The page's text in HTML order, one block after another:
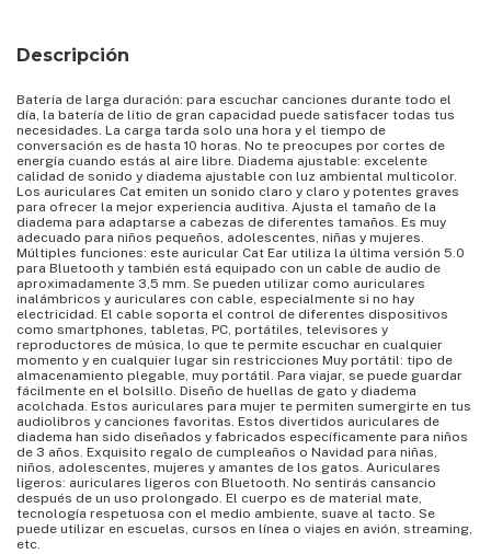
Descripción
Batería de larga duración: para escuchar canciones durante todo el
día, la batería de litio de gran capacidad puede satisfacer todas tus
necesidades. La carga tarda solo una hora y el tiempo de
conversación es de hasta 10 horas. No te preocupes por cortes de
energía cuando estás al aire libre. Diadema ajustable: excelente
calidad de sonido y diadema ajustable con luz ambiental multicolor.
Los auriculares Cat emiten un sonido claro y claro y potentes graves
para ofrecer la mejor experiencia auditiva. Ajusta el tamaño de la
diadema para adaptarse a cabezas de diferentes tamaños. Es muy
adecuado para niños pequeños, adolescentes, niñas y mujeres.
Múltiples funciones: este auricular Cat Ear utiliza la última versión 5.0
para Bluetooth y también está equipado con un cable de audio de
aproximadamente 3,5 mm. Se pueden utilizar como auriculares
inalámbricos y auriculares con cable, especialmente si no hay
electricidad. El cable soporta el control de diferentes dispositivos
como smartphones, tabletas, PC, portátiles, televisores y
reproductores de música, lo que te permite escuchar en cualquier
momento y en cualquier lugar sin restricciones Muy portátil: tipo de
almacenamiento plegable, muy portátil. Para viajar, se puede guardar
fácilmente en el bolsillo. Diseño de huellas de gato y diadema
acolchada. Estos auriculares para mujer te permiten sumergirte en tus
audiolibros y canciones favoritas. Estos divertidos auriculares de
diadema han sido diseñados y fabricados específicamente para niños
de 3 años. Exquisito regalo de cumpleaños o Navidad para niñas,
niños, adolescentes, mujeres y amantes de los gatos. Auriculares
ligeros: auriculares ligeros con Bluetooth. No sentirás cansancio
después de un uso prolongado. El cuerpo es de material mate,
tecnología respetuosa con el medio ambiente, suave al tacto. Se
puede utilizar en escuelas, cursos en línea o viajes en avión, streaming,
etc.